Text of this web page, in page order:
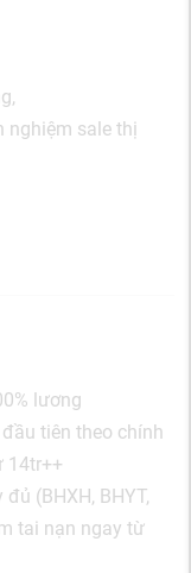
nghiệm sale thị
lương
tiên theo chính
14tr++
(BHXH, BHYT,
tai nạn ngay từ